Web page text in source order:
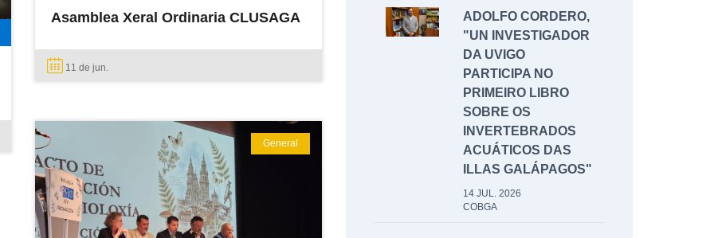
Asamblea Xeral Ordinaria CLUSAGA
11 de jun.
General
ADOLFO CORDERO,
"UN INVESTIGADOR
DA UVIGO
PARTICIPA NO
PRIMEIRO LIBRO
SOBRE OS
INVERTEBRADOS
ACUÁTICOS DAS
ILLAS GALÁPAGOS"
14 JUL. 2026
COBGA